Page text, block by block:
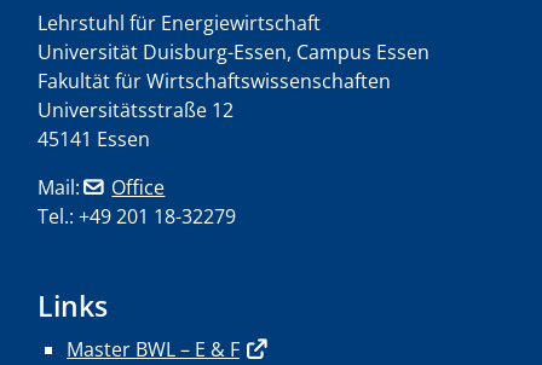
Lehrstuhl für Energiewirtschaft
Universität Duisburg-Essen, Campus Essen
Fakultät für Wirtschaftswissenschaften
Universitätsstraße 12
45141 Essen
Mail:
Office
Tel.: +49 201 18-32279
Links
Master BWL – E & F